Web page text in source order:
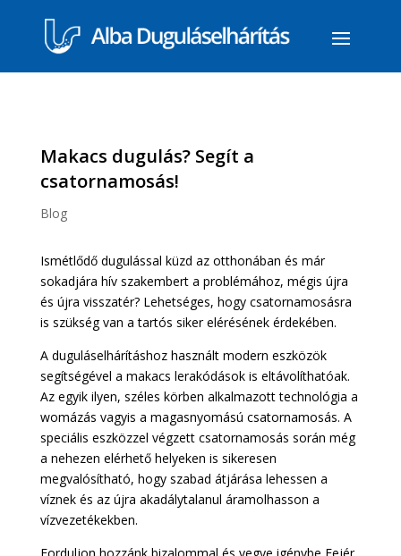
Makacs dugulás? Segít a
csatornamosás!
Blog
Ismétlődő dugulással küzd az otthonában és már
sokadjára hív szakembert a problémához, mégis újra
és újra visszatér? Lehetséges, hogy csatornamosásra
is szükség van a tartós siker elérésének érdekében.
A duguláselhárításhoz használt modern eszközök
segítségével a makacs lerakódások is eltávolíthatóak.
Az egyik ilyen, széles körben alkalmazott technológia a
womázás vagyis a magasnyomású csatornamosás. A
speciális eszközzel végzett csatornamosás során még
a nehezen elérhető helyeken is sikeresen
megvalósítható, hogy szabad átjárása lehessen a
víznek és az újra akadálytalanul áramolhasson a
vízvezetékekben.